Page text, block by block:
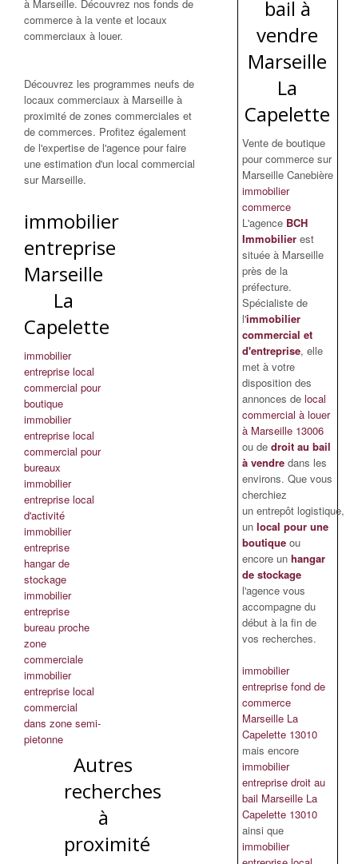
à Marseille. Découvrez nos fonds de
commerce à la vente et locaux
commerciaux à louer.
Découvrez les programmes neufs de
locaux commerciaux à Marseille à
proximité de zones commerciales et
de commerces. Profitez également
de l'expertise de l'agence pour faire
une estimation d'un local commercial
sur Marseille.
immobilier
entreprise
Marseille
La
Capelette
immobilier
entreprise local
commercial pour
boutique
immobilier
entreprise local
commercial pour
bureaux
immobilier
entreprise local
d'activité
immobilier
entreprise
hangar de
stockage
immobilier
entreprise
bureau proche
zone
commerciale
immobilier
entreprise local
commercial
dans zone semi-
pietonne
Autres
recherches
à
proximité
bail à
vendre
Marseille
La
Capelette
Vente de boutique
pour commerce sur
Marseille Canebière
immobilier
commerce
L'agence BCH
Immobilierest
située à Marseille
près de la
préfecture.
Spécialiste de
l'immobilier
commercial et
d'entreprise, elle
met à votre
disposition des
annonces de local
commercial à louer
à Marseille 13006
ou de droit au bail
à vendredans les
environs. Que vous
cherchiez
un entrepôt logistique,
un local pour une
boutiqueou
encore un hangar
de stockage
l'agence vous
accompagne du
début à la fin de
vos recherches.
immobilier
entreprise fond de
commerce
Marseille La
Capelette 13010
mais encore
immobilier
entreprise droit au
bail Marseille La
Capelette 13010
ainsi que
immobilier